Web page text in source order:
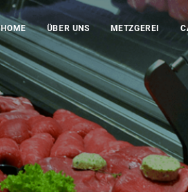
HOME ÜBER UNS METZGEREI